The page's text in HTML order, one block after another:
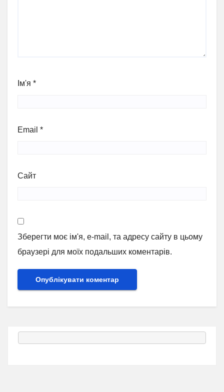
Ім'я *
Email *
Сайт
Зберегти моє ім'я, e-mail, та адресу сайту в цьому
браузері для моїх подальших коментарів.